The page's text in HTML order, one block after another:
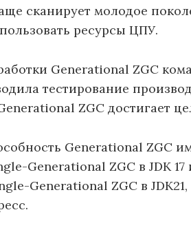
сканирует молодое
ресурсы ЦПУ.
Generational ZGC
тестирование
ZGC достигает
Generational ZGC
Generational ZGC в JDK 17
Generational ZGC в